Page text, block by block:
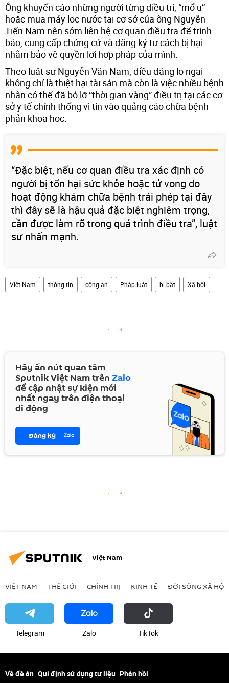
Ông khuyến cáo những người từng điều trị, “mổ u”
hoặc mua máy lọc nước tại cơ sở của ông Nguyễn
Tiến Nam nên sớm liên hệ cơ quan điều tra để trình
báo, cung cấp chứng cứ và đăng ký tư cách bị hại
nhằm bảo vệ quyền lợi hợp pháp của mình.
Theo luật sư Nguyễn Văn Nam, điều đáng lo ngại
không chỉ là thiệt hại tài sản mà còn là việc nhiều bệnh
nhân có thể đã bỏ lỡ “thời gian vàng” điều trị tại các cơ
sở y tế chính thống vì tin vào quảng cáo chữa bệnh
phản khoa học.
“Đặc biệt, nếu cơ quan điều tra xác định có
người bị tổn hại sức khỏe hoặc tử vong do
hoạt động khám chữa bệnh trái phép tại đây
thì đây sẽ là hậu quả đặc biệt nghiêm trọng,
cần được làm rõ trong quá trình điều tra”, luật
sư nhấn mạnh.
Việt Nam thông tin công an Pháp luật bị bắt Xã hội
Hãy ấn nút quan tâm
Sputnik Việt Nam trên Zalo
để cập nhật sự kiện mới
nhất ngay trên điện thoại
di động
Đăng ký
Việt Nam
VIỆT NAM THẾ GIỚI CHÍNH TRỊ KINH TẾ ĐỜI SỐNG XÃ HỘI
Telegram Zalo ТikТоk
Về đề án Qui định sử dụng tư liệu Phản hồi